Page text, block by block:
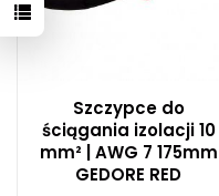
Szczypce do
ściągania izolacji 10
mm² | AWG 7 175mm
GEDORE RED